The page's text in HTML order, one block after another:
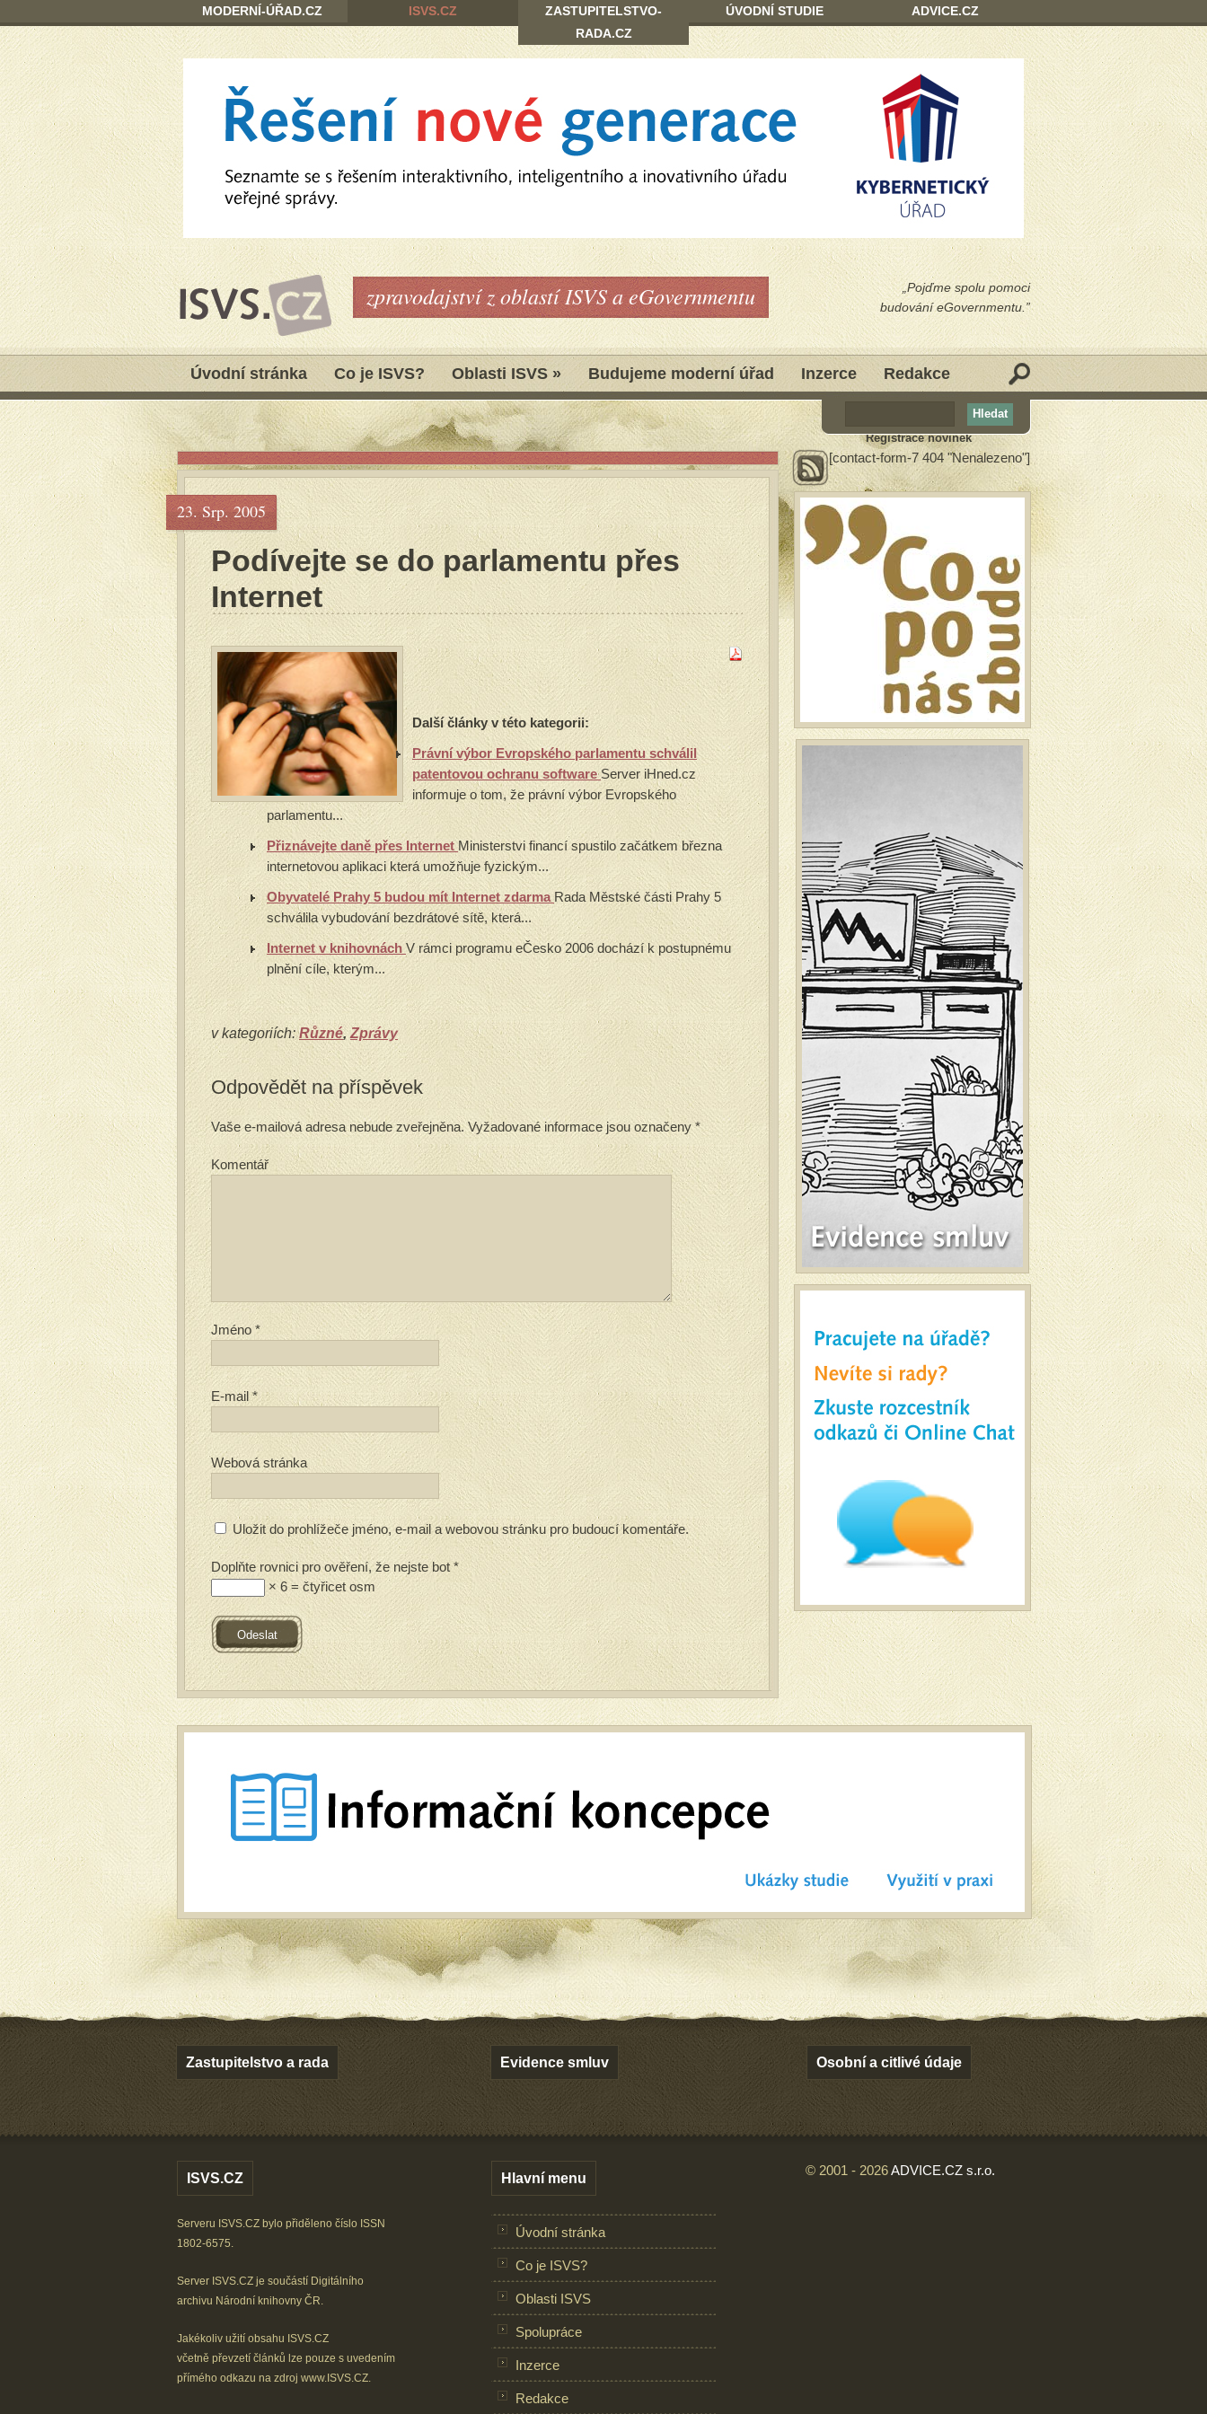
„Pojďme spolu pomoci
budování eGovernmentu.”
zpravodajství z oblastí ISVS a eGovernmentu
Úvodní stránka Co je ISVS? Oblasti ISVS » Budujeme moderní úřad Inzerce Redakce
23. Srp. 2005
Podívejte se do parlamentu přes
Internet
Další články v této kategorii:
Právní výbor Evropského parlamentu schválil
patentovou ochranu softwareServer iHned.cz
informuje o tom, že právní výbor Evropského
parlamentu...
Přiznávejte daně přes Internet Ministerstvi financí spustilo začátkem března
internetovou aplikaci která umožňuje fyzickým...
Obyvatelé Prahy 5 budou mít Internet zdarma Rada Městské části Prahy 5
schválila vybudování bezdrátové sítě, která...
Internet v knihovnách V rámci programu eČesko 2006 dochází k postupnému
plnění cíle, kterým...
v kategoriích:Různé,Zprávy
Odpovědět na příspěvek
Vaše e-mailová adresa nebude zveřejněna.Vyžadované informace jsou označeny*
Komentář
Jméno *
E-mail*
Webová stránka
Uložit do prohlížeče jméno, e-mail a webovou stránku pro budoucí komentáře.
Doplňte rovnici pro ověření, že nejste bot *
× 6 = čtyřicet osm
Registrace novinek
[contact-form-7 404 "Nenalezeno"]
Zastupitelstvo a rada Evidence smluv Osobní a citlivé údaje
ISVS.CZ
Serveru ISVS.CZ bylo přiděleno číslo ISSN
1802-6575.
Server ISVS.CZ je součástí Digitálního
archivu Národní knihovny ČR.
Jakékoliv užití obsahu ISVS.CZ
včetně převzetí článků lze pouze s uvedením
přímého odkazu na zdroj www.ISVS.CZ.
Hlavní menu
Úvodní stránka
Co je ISVS?
Oblasti ISVS
Spolupráce
Inzerce
Redakce
© 2001 - 2026ADVICE.CZ s.r.o.
MODERNÍ-ÚŘAD.CZ ISVS.CZ
ZASTUPITELSTVO-
RADA.CZ
ÚVODNÍ STUDIE ADVICE.CZ